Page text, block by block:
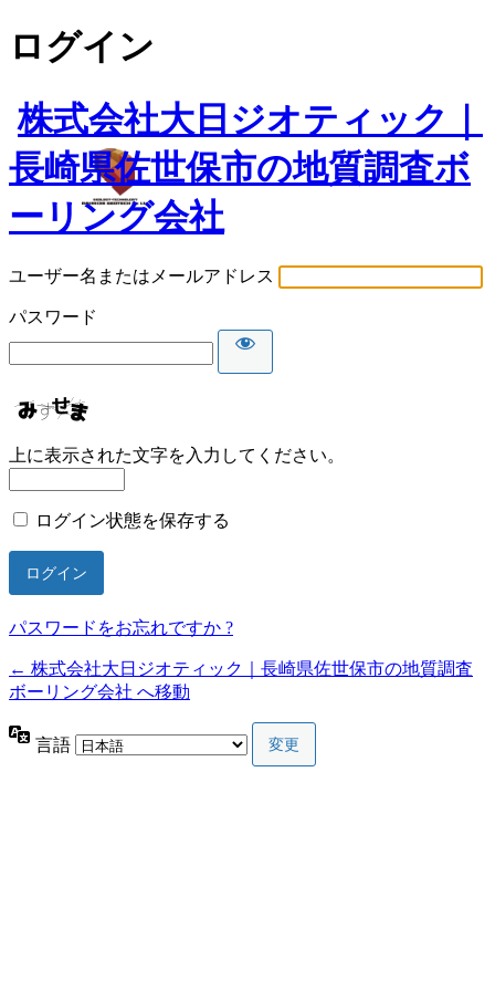
ログイン
株式会社大日ジオティック｜
長崎県佐世保市の地質調査ボ
ーリング会社
ユーザー名またはメールアドレス
パスワード
上に表示された文字を入力してください。
ログイン状態を保存する
パスワードをお忘れですか ?
← 株式会社大日ジオティック｜長崎県佐世保市の地質調査
ボーリング会社 へ移動
言語